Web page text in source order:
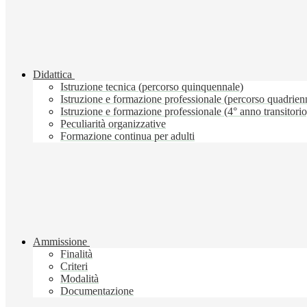
Didattica
Istruzione tecnica (percorso quinquennale)
Istruzione e formazione professionale (percorso
Istruzione e formazione professionale (4° anno
Peculiarità organizzative
Formazione continua per adulti
Ammissione
Finalità
Criteri
Modalità
Documentazione